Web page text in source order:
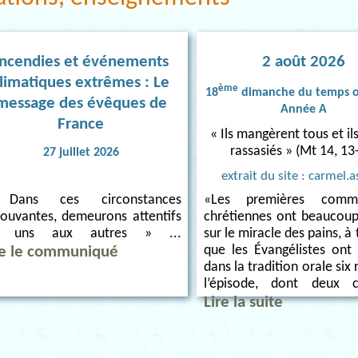
et événements
extrêmes : Le
des évêques de
France
27 juillet 2026
ces circonstances
demeurons attentifs
uns aux autres » ...
le communiqué
2 août 2026
18ème dimanche du temps
Année A
« Ils mangèrent tous et
rassasiés » (Mt 14,
extrait du site :
«Les premières
chrétiennes ont
sur le miracle des pains,
que les Évangélistes ont
dans la tradition orale six
l’épisode, dont deux
Lire la suite